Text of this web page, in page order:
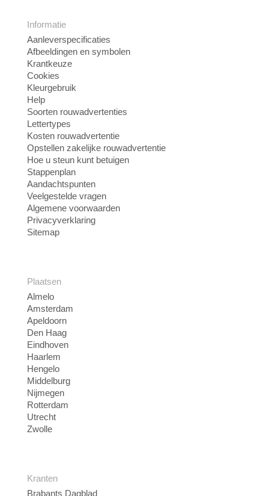
Informatie
Aanleverspecificaties
Afbeeldingen en symbolen
Krantkeuze
Cookies
Kleurgebruik
Help
Soorten rouwadvertenties
Lettertypes
Kosten rouwadvertentie
Opstellen zakelijke rouwadvertentie
Hoe u steun kunt betuigen
Stappenplan
Aandachtspunten
Veelgestelde vragen
Algemene voorwaarden
Privacyverklaring
Sitemap
Plaatsen
Almelo
Amsterdam
Apeldoorn
Den Haag
Eindhoven
Haarlem
Hengelo
Middelburg
Nijmegen
Rotterdam
Utrecht
Zwolle
Kranten
Brabants Dagblad